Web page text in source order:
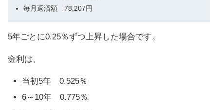
毎月返済額 78,207円
5年ごとに0.25％ずつ上昇した場合です。
金利は、
当初5年 0.525％
6～10年 0.775％